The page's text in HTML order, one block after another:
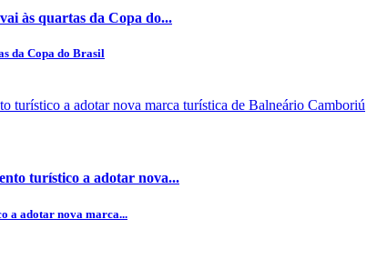
às quartas da Copa do...
da Copa do Brasil
turístico a adotar nova...
a adotar nova marca...